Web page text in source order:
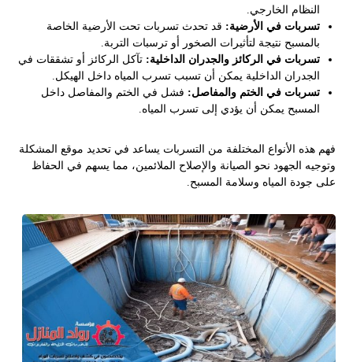
النظام الخارجي.
تسربات في الأرضية: قد تحدث تسربات تحت الأرضية الخاصة
بالمسبح نتيجة لتأثيرات الصخور أو ترسبات التربة.
تسربات في الركائز والجدران الداخلية: تآكل الركائز أو تشققات في
الجدران الداخلية يمكن أن تسبب تسرب المياه داخل الهيكل.
تسربات في الختم والمفاصل: فشل في الختم والمفاصل داخل
المسبح يمكن أن يؤدي إلى تسرب المياه.
فهم هذه الأنواع المختلفة من التسربات يساعد في تحديد موقع المشكلة
وتوجيه الجهود نحو الصيانة والإصلاح الملائمين، مما يسهم في الحفاظ
على جودة المياه وسلامة المسبح.